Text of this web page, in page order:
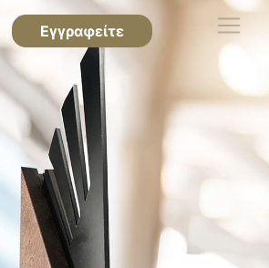
Εγγραφείτε